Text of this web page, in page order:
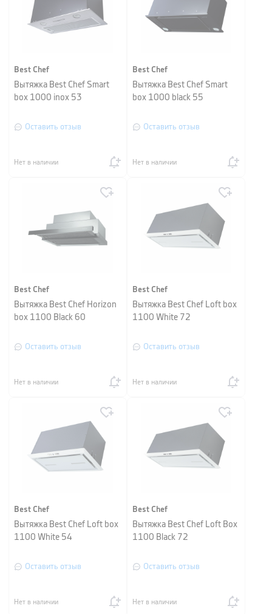
Best Chef
Вытяжка Best Chef Smart
box 1000 inox 53
Оставить отзыв
Нет в наличии
Best Chef
Вытяжка Best Chef Smart
box 1000 black 55
Оставить отзыв
Нет в наличии
Best Chef
Вытяжка Best Chef Horizon
box 1100 Black 60
Оставить отзыв
Нет в наличии
Best Chef
Вытяжка Best Chef Loft box
1100 White 72
Оставить отзыв
Нет в наличии
Best Chef
Вытяжка Best Chef Loft box
1100 White 54
Оставить отзыв
Нет в наличии
Best Chef
Вытяжка Best Chef Loft Box
1100 Black 72
Оставить отзыв
Нет в наличии